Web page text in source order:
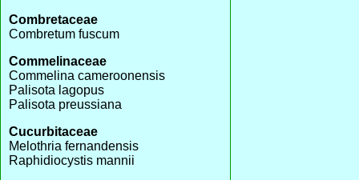
Combretaceae
Combretum fuscum
Commelinaceae
Commelina cameroonensis
Palisota lagopus
Palisota preussiana
Cucurbitaceae
Melothria fernandensis
Raphidiocystis mannii